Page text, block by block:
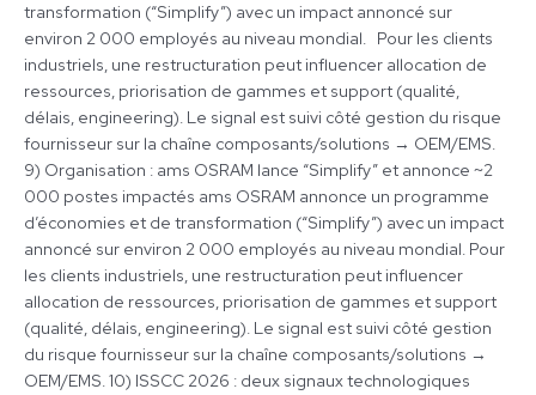
transformation (“Simplify”) avec un impact annoncé sur
environ 2 000 employés au niveau mondial. Pour les clients
industriels, une restructuration peut influencer allocation de
ressources, priorisation de gammes et support (qualité,
délais, engineering). Le signal est suivi côté gestion du risque
fournisseur sur la chaîne composants/solutions → OEM/EMS.
9) Organisation : ams OSRAM lance “Simplify” et annonce ~2
000 postes impactés ams OSRAM annonce un programme
d’économies et de transformation (“Simplify”) avec un impact
annoncé sur environ 2 000 employés au niveau mondial. Pour
les clients industriels, une restructuration peut influencer
allocation de ressources, priorisation de gammes et support
(qualité, délais, engineering). Le signal est suivi côté gestion
du risque fournisseur sur la chaîne composants/solutions →
OEM/EMS. 10) ISSCC 2026 : deux signaux technologiques